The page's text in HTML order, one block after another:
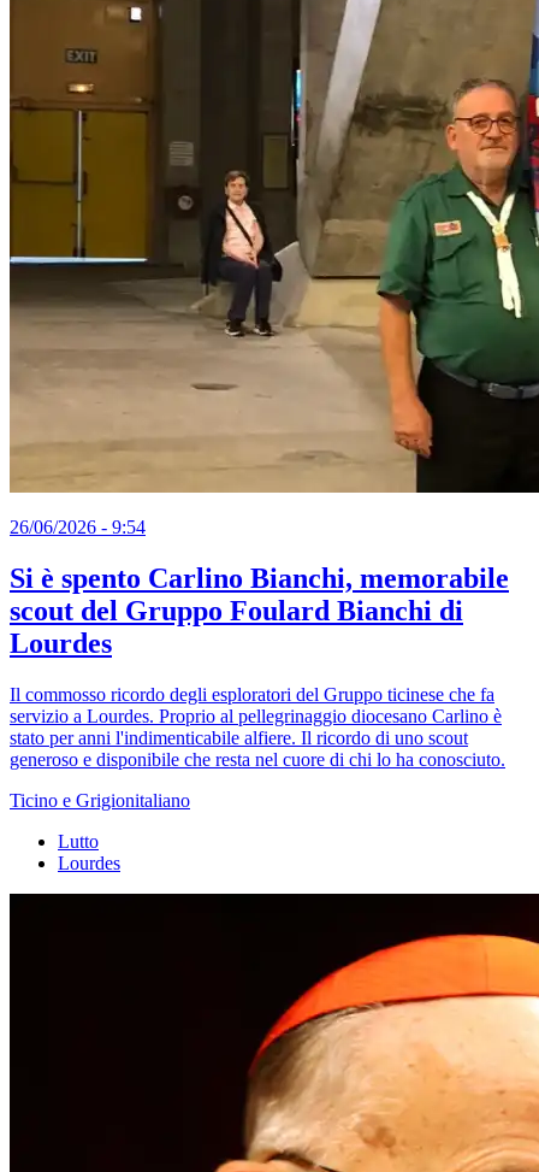
26/06/2026 - 9:54
Si è spento Carlino Bianchi, memorabile
scout del Gruppo Foulard Bianchi di
Lourdes
Il commosso ricordo degli esploratori del Gruppo ticinese che fa
servizio a Lourdes. Proprio al pellegrinaggio diocesano Carlino è
stato per anni l'indimenticabile alfiere. Il ricordo di uno scout
generoso e disponibile che resta nel cuore di chi lo ha conosciuto.
Ticino e Grigionitaliano
Lutto
Lourdes